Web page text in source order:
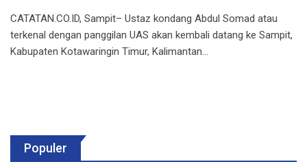
CATATAN.CO.ID, Sampit– Ustaz kondang Abdul Somad atau
terkenal dengan panggilan UAS akan kembali datang ke Sampit,
Kabupaten Kotawaringin Timur, Kalimantan…
Populer